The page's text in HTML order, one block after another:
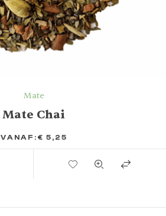
Mate
Mate Chai
VANAF: € 5,25